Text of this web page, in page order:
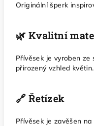
Originální šperk
🌿 Kvalitní
Přívěsek je vyroben
přirozený vzhled květin.
🔗 Řetízek
Přívěsek je zavěšen